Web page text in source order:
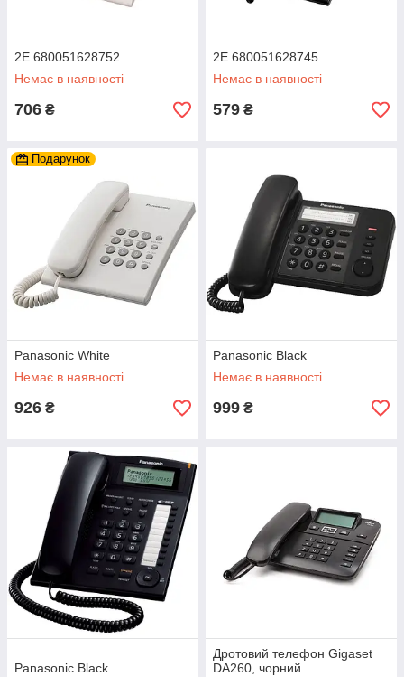
2E 680051628752
Немає в наявності
706 ₴
2E 680051628745
Немає в наявності
579 ₴
Подарунок
Panasonic White
Немає в наявності
926 ₴
Panasonic Black
Немає в наявності
999 ₴
Panasonic Black
Дротовий телефон Gigaset
DA260, чорний